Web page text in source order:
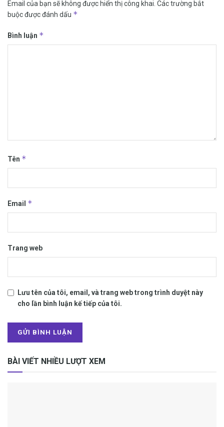
Email của bạn sẽ không được hiển thị công khai. Các trường bắt
buộc được đánh dấu *
Bình luận *
Tên *
Email *
Trang web
Lưu tên của tôi, email, và trang web trong trình duyệt này
cho lần bình luận kế tiếp của tôi.
BÀI VIẾT NHIỀU LƯỢT XEM